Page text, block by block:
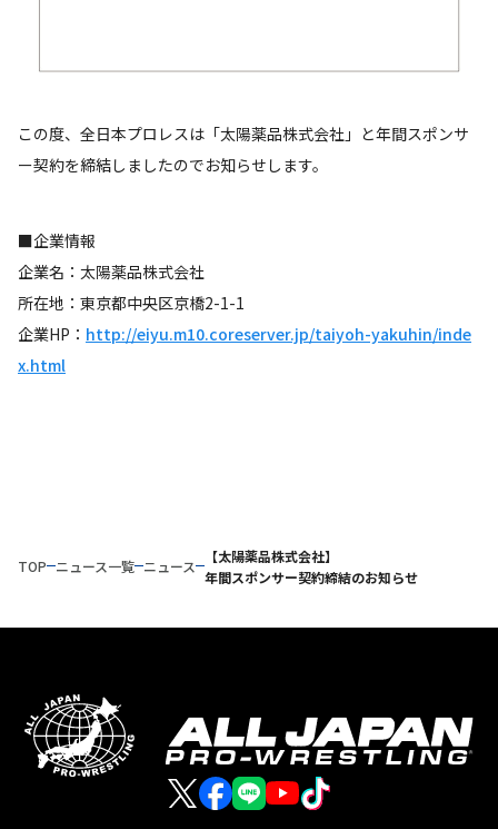
この度、全日本プロレスは「太陽薬品株式会社」と年間スポンサ
ー契約を締結しましたのでお知らせします。
■企業情報
企業名：太陽薬品株式会社
所在地：東京都中央区京橋2-1-1
企業HP： http://eiyu.m10.coreserver.jp/taiyoh-yakuhin/inde
x.html
TOP ニュース一覧 ニュース
【太陽薬品株式会社】
年間スポンサー契約締結のお知らせ